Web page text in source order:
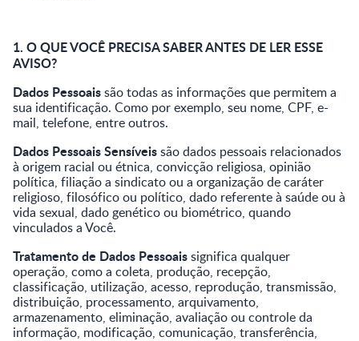
1. O QUE VOCÊ PRECISA SABER ANTES DE LER ESSE
AVISO?
Dados Pessoaissão todas as informações que permitem a
sua identificação. Como por exemplo, seu nome, CPF, e-
mail, telefone, entre outros.
Dados Pessoais Sensíveissão dados pessoais relacionados
à origem racial ou étnica, convicção religiosa, opinião
política, filiação a sindicato ou a organização de caráter
religioso, filosófico ou político, dado referente à saúde ou à
vida sexual, dado genético ou biométrico, quando
vinculados a Você.
Tratamento de Dados Pessoaissignifica qualquer
operação, como a coleta, produção, recepção,
classificação, utilização, acesso, reprodução, transmissão,
distribuição, processamento, arquivamento,
armazenamento, eliminação, avaliação ou controle da
informação, modificação, comunicação, transferência,